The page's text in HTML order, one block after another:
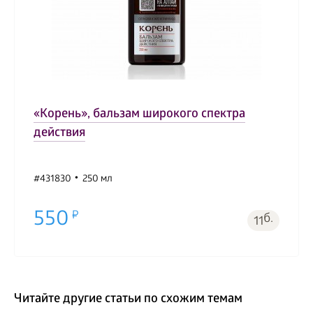
«Корень», бальзам широкого спектра
действия
#431830 250 мл
550 11б.
Читайте другие статьи по схожим темам